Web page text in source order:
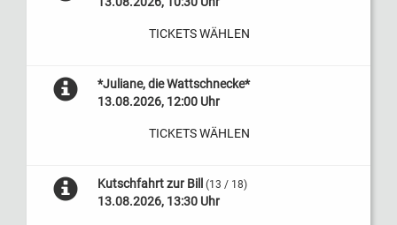
TICKETS WÄHLEN
*Juliane, die Wattschnecke*
13.08.2026, 12:00 Uhr
TICKETS WÄHLEN
Kutschfahrt zur Bill (13 / 18)
13.08.2026, 13:30 Uhr